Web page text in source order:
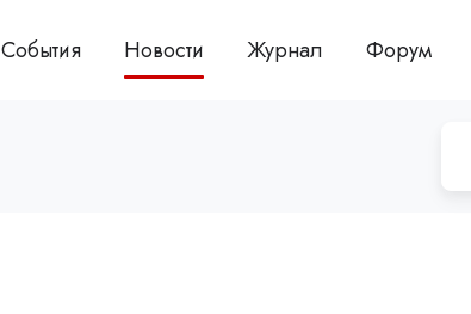
События Новости Журнал Форум